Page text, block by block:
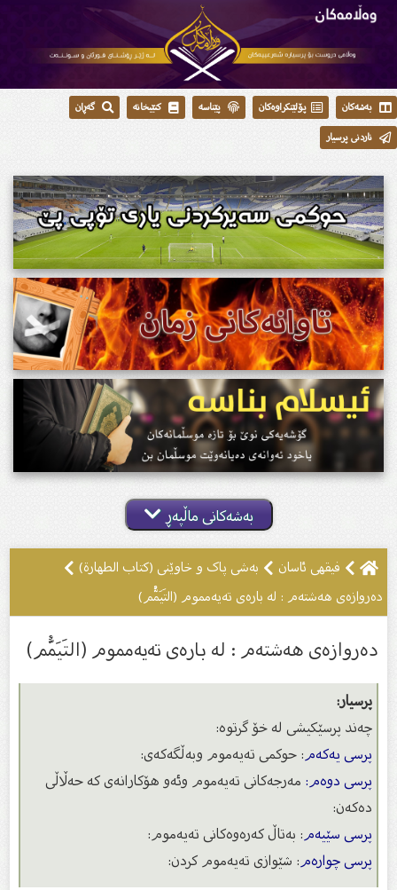
بەشەکان پۆلێنکراوەکان پێناسە کتێبخانە
گەڕان
ناردنی پرسیار
بەشەکانی ماڵپەڕ
فیقهی ئاسان
بەشی پاک و خاوێنى (کتاب الطهارة)
ده‌روازه‌ى هه‌شته‌م : له‌ باره‌ى ته‌یه‌مموم (التَيَمُّم)
ده‌روازه‌ى هه‌شته‌م : له‌ باره‌ى ته‌یه‌مموم (التَيَمُّم)
پرسیار:
چه‌ند پرسێكیشی له‌ خۆ گرتوه‌:
پرسى یه‌كه‌م: حوكمى ته‌یه‌موم وبه‌ڵگه‌كه‌ى:
پرسى دوه‌م:مه‌رجه‌كانى ته‌یه‌موم وئه‌و هۆكارانه‌ى كه‌ حه‌ڵاڵی
ده‌كه‌ن:
پرسى سێیه‌م: به‌تاڵ كه‌ره‌وه‌كانى ته‌یه‌موم:
پرسى چواره‌م: شێوازی ته‌یه‌موم كردن: